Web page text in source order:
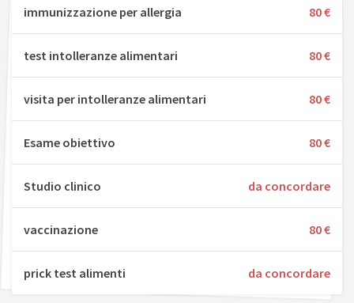
immunizzazione per allergia 80 €
test intolleranze alimentari 80 €
visita per intolleranze alimentari 80 €
Esame obiettivo 80 €
Studio clinico da concordare
vaccinazione 80 €
prick test alimenti da concordare